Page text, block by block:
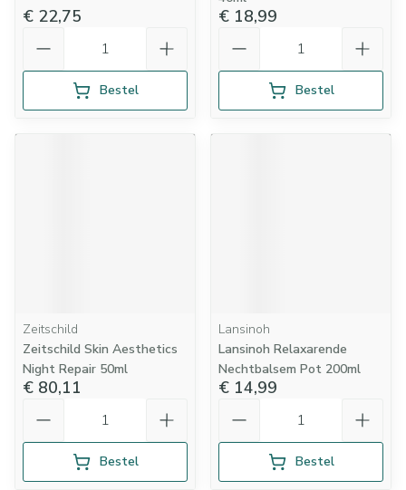
€ 22,75
Bestel
€ 18,99
Bestel
Zeitschild
Zeitschild Skin Aesthetics
Night Repair 50ml
€ 80,11
Bestel
Lansinoh
Lansinoh Relaxarende
Nechtbalsem Pot 200ml
€ 14,99
Bestel